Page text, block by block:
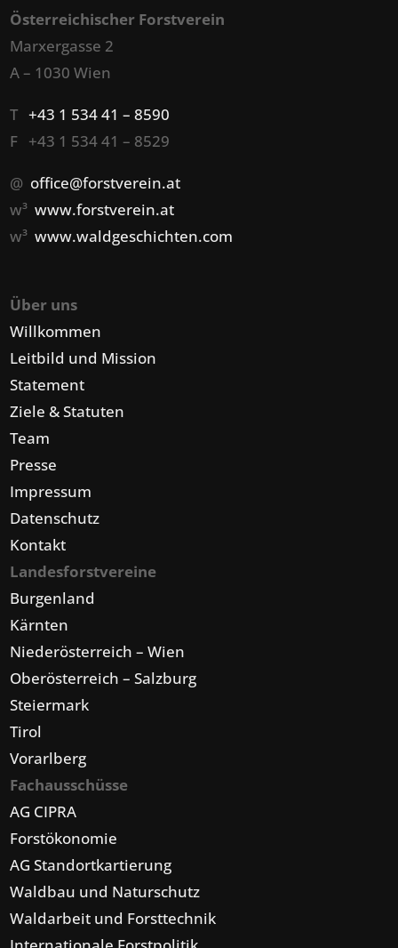
Österreichischer Forstverein
Marxergasse 2
A – 1030 Wien
T+43 1 534 41 – 8590
F +43 1 534 41 – 8529
@ office@forstverein.at
w³www.forstverein.at
w³www.waldgeschichten.com
Über uns
Willkommen
Leitbild und Mission
Statement
Ziele & Statuten
Team
Presse
Impressum
Datenschutz
Kontakt
Landesforstvereine
Burgenland
Kärnten
Niederösterreich – Wien
Oberösterreich – Salzburg
Steiermark
Tirol
Vorarlberg
Fachausschüsse
AG CIPRA
Forstökonomie
AG Standortkartierung
Waldbau und Naturschutz
Waldarbeit und Forsttechnik